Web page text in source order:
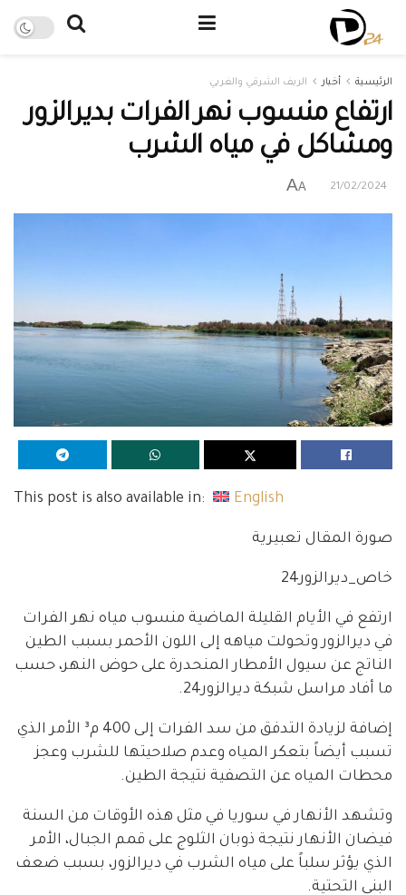
الرئيسية أخبار الريف الشرقي والغربي
ارتفاع منسوب نهر الفرات بديرالزور
ومشاكل في مياه الشرب
21/02/2024
A
A
This post is also available in: English
صورة المقال تعبيرية
خاص_ديرالزور24
ارتفع في الأيام القليلة الماضية منسوب مياه نهر الفرات
في ديرالزور وتحولت مياهه إلى اللون الأحمر بسبب الطين
الناتج عن سيول الأمطار المنحدرة على حوض النهر، حسب
ما أفاد مراسل شبكة ديرالزور24.
إضافة لزيادة التدفق من سد الفرات إلى 400 م³ الأمر الذي
تسبب أيضاً بتعكر المياه وعدم صلاحيتها للشرب وعجز
محطات المياه عن التصفية نتيجة الطين.
وتشهد الأنهار في سوريا في مثل هذه الأوقات من السنة
فيضان الأنهار نتيجة ذوبان الثلوج على قمم الجبال، الأمر
الذي يؤثر سلباً على مياه الشرب في ديرالزور، بسبب ضعف
البنى التحتية.